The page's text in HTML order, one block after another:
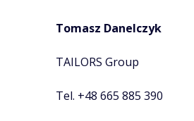
Tomasz Danelczyk
TAILORS Group
Tel. +48 665 885 390